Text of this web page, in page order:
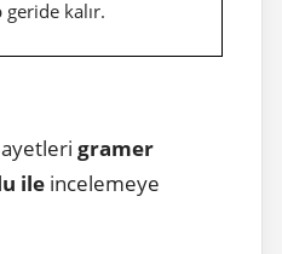
kalır.
gramer
ile incelemeye